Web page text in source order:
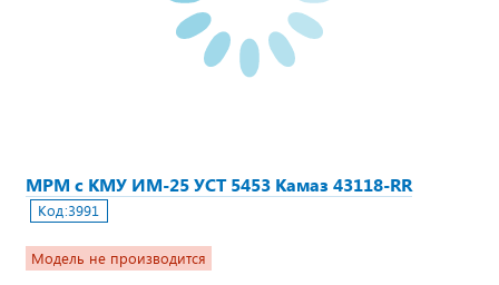
МРМ с КМУ ИМ-25 УСТ 5453 Камаз 43118-RR
Код:3991
Модель не производится